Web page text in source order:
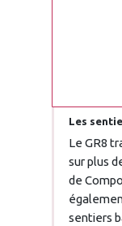
Les
Le GR8
sur plus
de
sentiers